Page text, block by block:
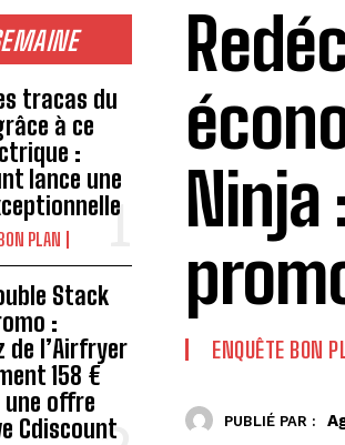
tracas du
à ce
:
lance une
PLAN
Stack
:
l’Airfryer
158 €
offre
Cdiscount
Ninja
ENQUÊTE BON
PUBLIÉ PAR :